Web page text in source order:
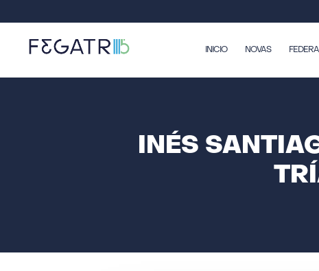
INICIO NOVAS
INÉS